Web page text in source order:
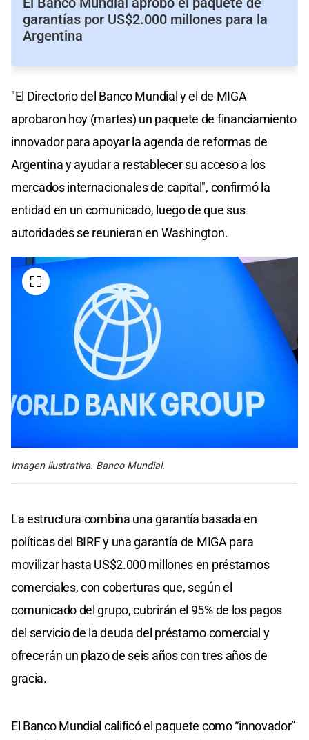
garantías por US$2.000 millones para la
Argentina
"El Directorio del Banco Mundial y el de MIGA
aprobaron hoy (martes) un paquete de financiamiento
innovador para apoyar la agenda de reformas de
Argentina y ayudar a restablecer su acceso a los
mercados internacionales de capital", confirmó la
entidad en un comunicado, luego de que sus
autoridades se reunieran en Washington.
Imagen ilustrativa. Banco Mundial.
La estructura combina una garantía basada en
políticas del BIRF y una garantía de MIGA para
movilizar hasta US$2.000 millones en préstamos
comerciales, con coberturas que, según el
comunicado del grupo, cubrirán el 95% de los pagos
del servicio de la deuda del préstamo comercial y
ofrecerán un plazo de seis años con tres años de
gracia.
El Banco Mundial calificó el paquete como “innovador”